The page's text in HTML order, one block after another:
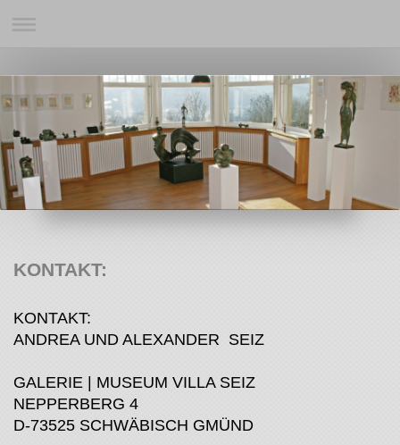
KONTAKT:
KONTAKT:
ANDREA UND ALEXANDER SEIZ
GALERIE | MUSEUM VILLA SEIZ
NEPPERBERG 4
D-73525 SCHWÄBISCH GMÜND